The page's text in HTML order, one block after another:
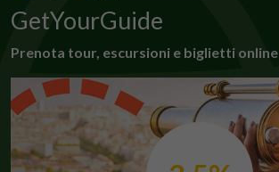
GetYourGuide
Prenota tour, escursioni e biglietti online